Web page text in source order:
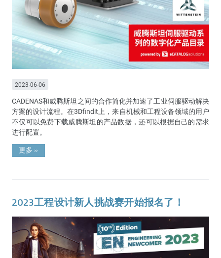
2023-06-06
CADENAS和威腾斯坦之间的合作简化并加速了工业伺服驱动解决
方案的设计流程。在3Dfindit上，来自机械和工程设备领域的用户
不仅可以免费下载威腾斯坦的产品数据，还可以根据自己的需求
进行配置。
更多 »
2023工程设计新人挑战赛开始报名了！